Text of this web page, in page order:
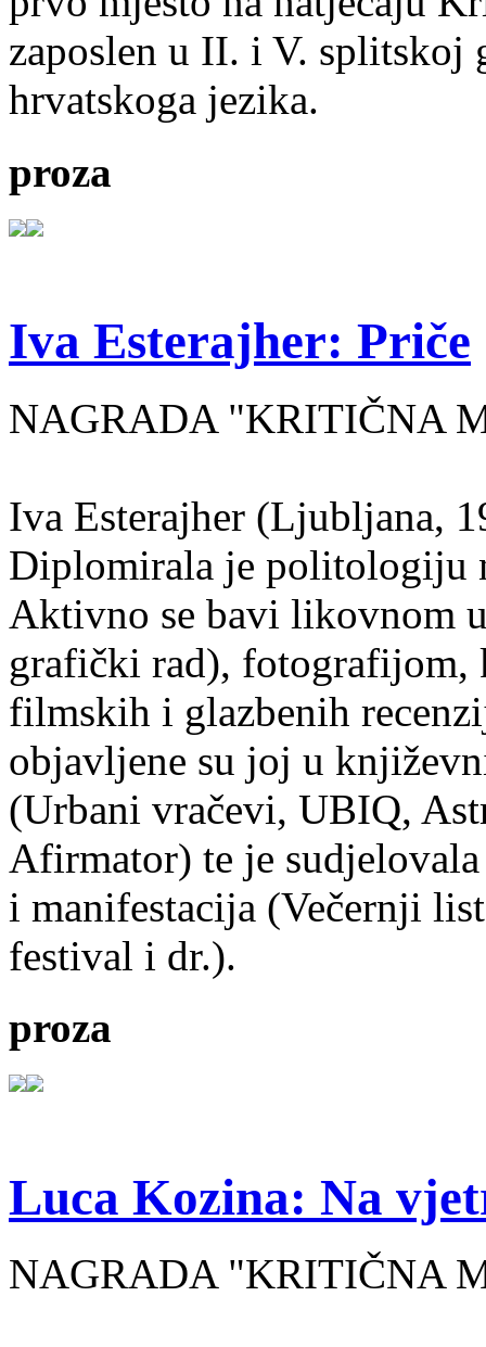
zaposlen u II. i V. splitskoj
hrvatskoga jezika.
proza
Iva Esterajher: Priče
NAGRADA "KRITIČNA
Iva Esterajher (Ljubljana,
Diplomirala je politologiju
Aktivno se bavi likovnom
grafički rad), fotografijom,
filmskih i glazbenih
objavljene su joj u
(Urbani vračevi, UBIQ,
Afirmator) te je
i manifestacija (Večernji
festival i dr.).
proza
Luca Kozina: Na
NAGRADA "KRITIČNA